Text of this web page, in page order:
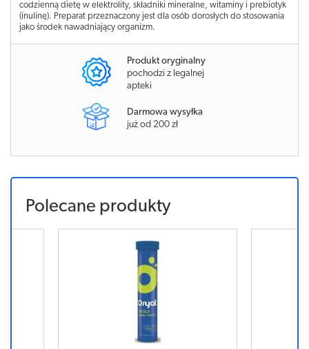
codzienną dietę w elektrolity, składniki mineralne, witaminy i prebiotyk
(inulinę). Preparat przeznaczony jest dla osób dorosłych do stosowania
jako środek nawadniający organizm.
Produkt oryginalny
pochodzi z legalnej
apteki
Darmowa wysyłka
już od 200 zł
Polecane produkty